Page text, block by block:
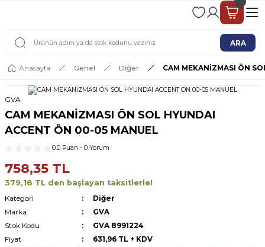
2 - 4 İŞ GÜNÜ İÇERİSİNDE KARGO
ARA
Anasayfa Genel Diğer CAM MEKANİZMASI ÖN
GVA
CAM MEKANİZMASI ÖN SOL HYUNDAI
ACCENT ÖN 00-05 MANUEL
0.0 Puan - 0 Yorum
758,35 TL
379,18 TL den başlayan taksitlerle!
Kategori
Diğer
Marka
GVA
Stok Kodu
GVA 8991224
Fiyat
631,96 TL + KDV